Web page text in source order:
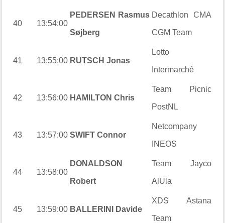
40 13:54:00
PEDERSEN Rasmus
Søjberg
Decathlon CMA
CGM Team
41 13:55:00 RUTSCH Jonas
Lotto
Intermarché
42 13:56:00 HAMILTON Chris
Team Picnic
PostNL
43 13:57:00 SWIFT Connor
Netcompany
INEOS
44 13:58:00
DONALDSON
Robert
Team Jayco
AlUla
45 13:59:00 BALLERINI Davide
XDS Astana
Team